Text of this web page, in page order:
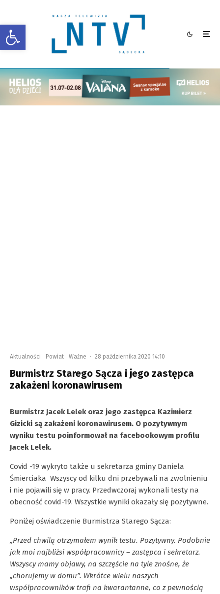
Otwórz pasek narzędzi
Aktualności Powiat Ważne · 28 października 2020 14:10
Burmistrz Starego Sącza i jego zastępca
zakażeni koronawirusem
Burmistrz Jacek Lelek oraz jego zastępca Kazimierz
Gizicki są zakażeni koronawirusem. O pozytywnym
wyniku testu poinformował na facebookowym profilu
Jacek Lelek.
Covid -19 wykryto także u sekretarza gminy Daniela
Śmierciaka Wszyscy od kilku dni przebywali na zwolnieniu
i nie pojawili się w pracy. Przedwczoraj wykonali testy na
obecność covid-19. Wszystkie wyniki okazały się pozytywne.
Poniżej oświadczenie Burmistrza Starego Sącza:
„Przed chwilą otrzymałem wynik testu. Pozytywny. Podobnie
jak moi najbliżsi współpracownicy – zastępca i sekretarz.
Wszyscy mamy objawy, na szczęście na tyle znośne, że
„chorujemy w domu”. Wkrótce wielu naszych
współpracowników trafi na kwarantanne, co z pewnością